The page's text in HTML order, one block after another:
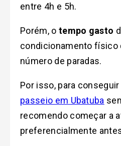
entre 4h e 5h.
Porém, o tempo gasto
condicionamento físico
número de paradas.
Por isso, para
passeio em Ubatuba
recomendo começar a
preferencialmente